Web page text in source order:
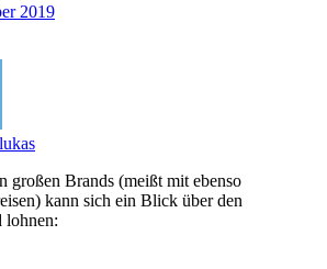
2019
großen Brands (meißt mit ebenso
kann sich ein Blick über den
lohnen: